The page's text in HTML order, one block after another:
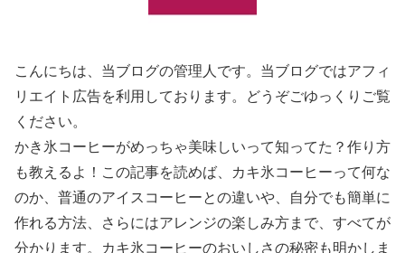
こんにちは、当ブログの管理人です。当ブログではアフィ
リエイト広告を利用しております。どうぞごゆっくりご覧
ください。
かき氷コーヒーがめっちゃ美味しいって知ってた？作り方
も教えるよ！この記事を読めば、カキ氷コーヒーって何な
のか、普通のアイスコーヒーとの違いや、自分でも簡単に
作れる方法、さらにはアレンジの楽しみ方まで、すべてが
分かります。カキ氷コーヒーのおいしさの秘密も明かしま